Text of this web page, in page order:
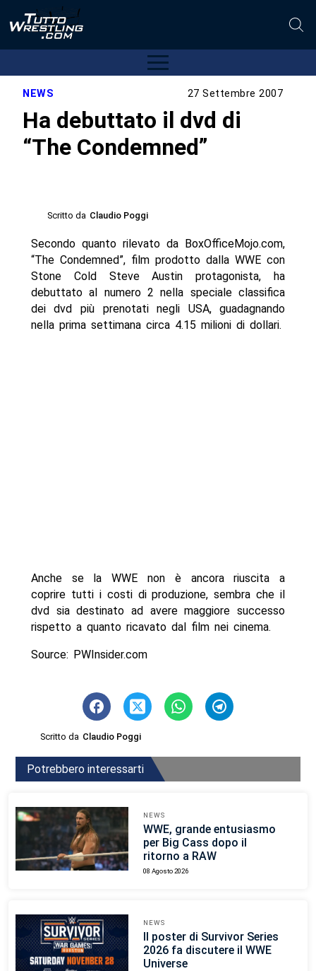
NEWS 27 Settembre 2007
Ha debuttato il dvd di
“The Condemned”
Scritto da Claudio Poggi
Secondo quanto rilevato da BoxOfficeMojo.com,
“The Condemned”, film prodotto dalla WWE con
Stone Cold Steve Austin protagonista, ha
debuttato al numero 2 nella speciale classifica
dei dvd più prenotati negli USA, guadagnando
nella prima settimana circa 4.15 milioni di dollari.
Anche se la WWE non è ancora riuscita a
coprire tutti i costi di produzione, sembra che il
dvd sia destinato ad avere maggiore successo
rispetto a quanto ricavato dal film nei cinema.
Source: PWInsider.com
Scritto da Claudio Poggi
Potrebbero interessarti
NEWS
WWE, grande entusiasmo
per Big Cass dopo il
ritorno a RAW
08 Agosto 2026
NEWS
Il poster di Survivor Series
2026 fa discutere il WWE
Universe